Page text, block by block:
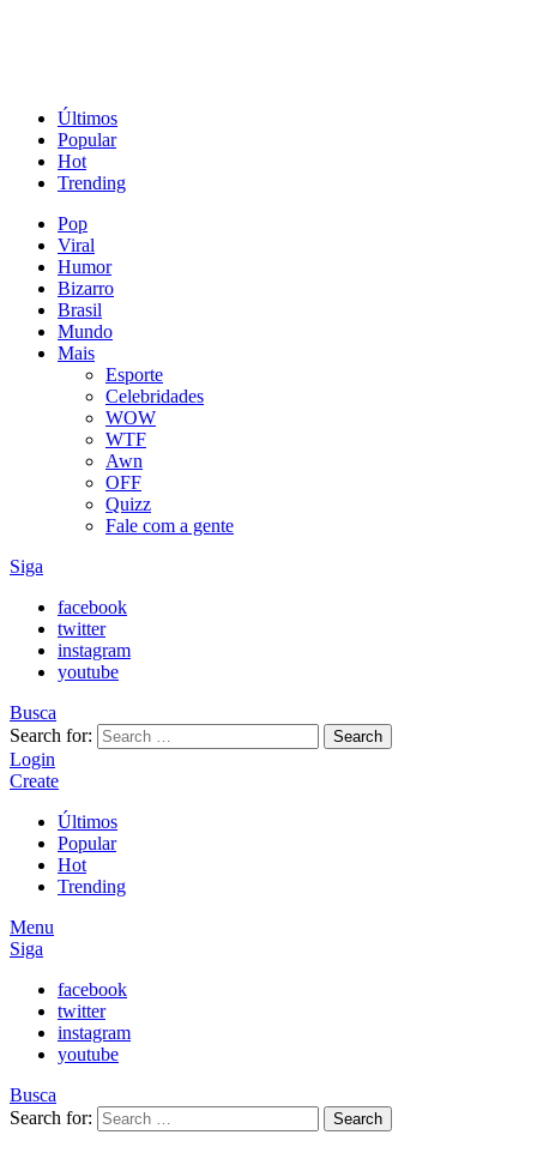
Últimos
Popular
Hot
Trending
Pop
Viral
Humor
Bizarro
Brasil
Mundo
Mais
Esporte
Celebridades
WOW
WTF
Awn
OFF
Quizz
Fale com a gente
Siga
facebook
twitter
instagram
youtube
Busca
Search for:
Search
Login
Create
Últimos
Popular
Hot
Trending
Menu
Siga
facebook
twitter
instagram
youtube
Busca
Search for:
Search